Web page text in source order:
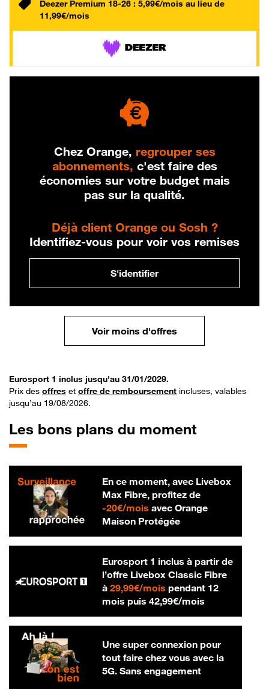
Deezer Premium 18-26 : 5,99€/mois au lieu de
11,99€/mois
Chez Orange, regrouper ses
abonnements, c'est faire des
économies sur votre budget mais
pas sur la qualité.
Déjà client Orange ou Sosh ?
Identifiez-vous pour voir vos remises
S'identifier
Voir moins d'offres
Eurosport 1 inclus jusqu'au 31/01/2029.
Prix des offres et offre de remboursement incluses, valables
jusqu’au 19/08/2026.
Les bons plans du moment
En ce moment, avec Livebox
Max Fibre, profitez de
-20€/mois20 € par mois
avec Orange
Maison Protégée
Eurosport 1 inclus à partir de
l’offre Livebox Classic Fibre
à 29,99€/mois29,99 € par mois
pendant 12
mois puis 42,99€/mois42,99 € par
Une super connexion pour
tout faire chez vous avec la
5G. Sans engagement